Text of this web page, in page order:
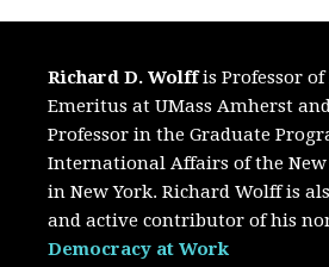
Richard D. Wolffis Professor of
Emeritus at UMass Amherst
Professor in the Graduate
International Affairs of the
in New York. Richard Wolff is
and active contributor of his
Democracy at Work